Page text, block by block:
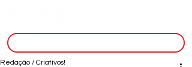
Redação / Criativos!